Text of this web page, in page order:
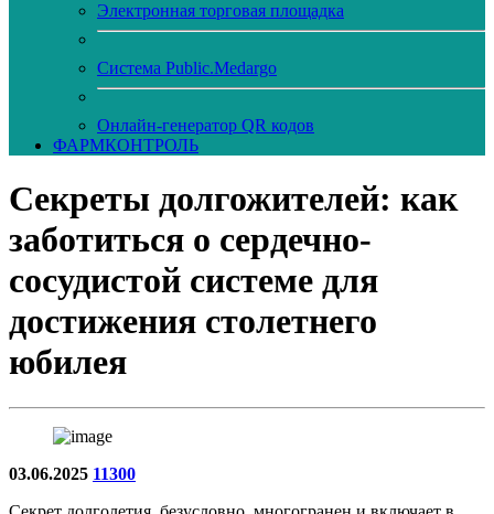
Электронная торговая площадка
Система Public.Medargo
Онлайн-генератор QR кодов
ФАРМКОНТРОЛЬ
Секреты долгожителей: как
заботиться о сердечно-
сосудистой системе для
достижения столетнего
юбилея
03.06.2025 11300